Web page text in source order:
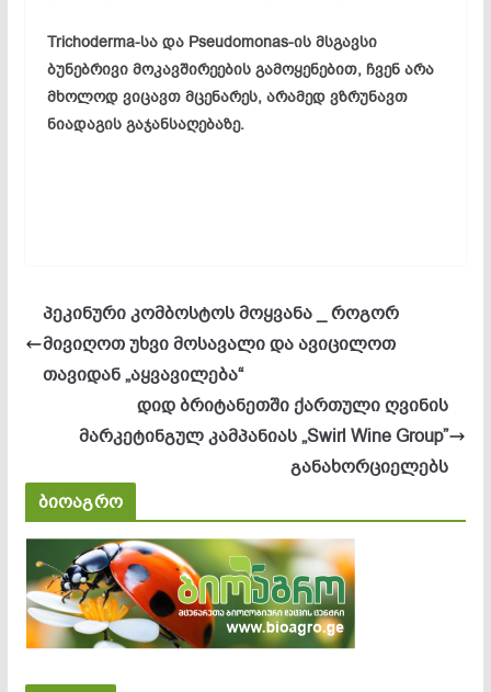
Trichoderma-სა და Pseudomonas-ის მსგავსი
ბუნებრივი მოკავშირეების გამოყენებით, ჩვენ არა
მხოლოდ ვიცავთ მცენარეს, არამედ ვზრუნავთ
ნიადაგის გაჯანსაღებაზე.
პეკინური კომბოსტოს მოყვანა _ როგორ
მივიღოთ უხვი მოსავალი და ავიცილოთ
თავიდან „აყვავილება“
დიდ ბრიტანეთში ქართული ღვინის
მარკეტინგულ კამპანიას „Swirl Wine Group”
განახორციელებს
ბიოაგრო